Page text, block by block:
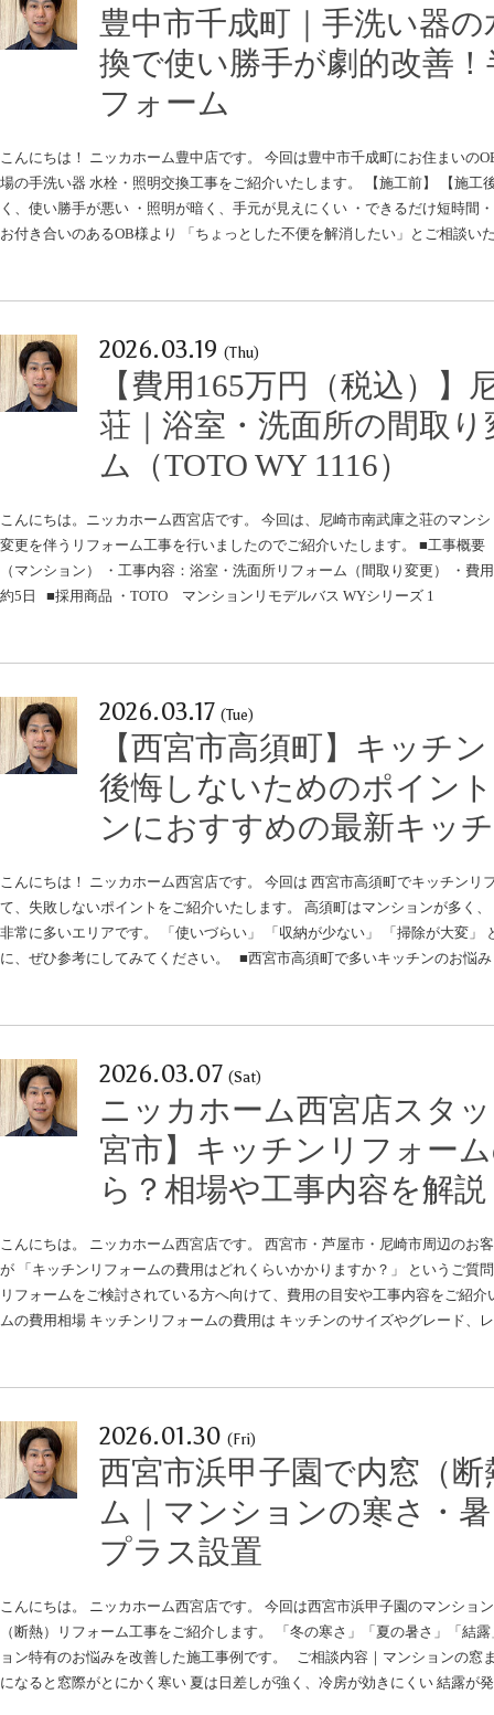
豊中市千成町｜手洗い器
換で使い勝手が劇的改善
フォーム
こんにちは！ ニッカホーム豊中店です。 今回は豊中市千成町にお住まいの
場の手洗い器 水栓・照明交換工事をご紹介いたします。 【施工前】 【施工
く、使い勝手が悪い ・照明が暗く、手元が見えにくい ・できるだけ短時間
お付き合いのあるOB様より 「ちょっとした不便を解消したい」とご相談い
2026.03.19 (Thu)
【費用165万円（税込）】
荘｜浴室・洗面所の間取
ム（TOTO WY 1116）
こんにちは。ニッカホーム西宮店です。 今回は、尼崎市南武庫之荘のマン
変更を伴うリフォーム工事を行いましたのでご紹介いたします。 ■工事概要
（マンション） ・工事内容：浴室・洗面所リフォーム（間取り変更） ・費
約5日 ■採用商品 ・TOTO マンションリモデルバス WYシリーズ 1
2026.03.17 (Tue)
【西宮市高須町】キッチ
後悔しないためのポイン
ンにおすすめの最新キッ
こんにちは！ ニッカホーム西宮店です。 今回は 西宮市高須町でキッチンリ
て、失敗しないポイントをご紹介いたします。 高須町はマンションが多く
非常に多いエリアです。 「使いづらい」 「収納が少ない」 「掃除が大変」
に、ぜひ参考にしてみてください。 ■西宮市高須町で多いキッチンのお悩
2026.03.07 (Sat)
ニッカホーム西宮店スタ
宮市】キッチンリフォー
ら？相場や工事内容を解説
こんにちは。 ニッカホーム西宮店です。 西宮市・芦屋市・尼崎市周辺のお
が 「キッチンリフォームの費用はどれくらいかかりますか？」 というご質
リフォームをご検討されている方へ向けて、費用の目安や工事内容をご紹
ムの費用相場 キッチンリフォームの費用は キッチンのサイズやグレード、
2026.01.30 (Fri)
西宮市浜甲子園で内窓（
ム｜マンションの寒さ・
プラス設置
こんにちは。 ニッカホーム西宮店です。 今回は西宮市浜甲子園のマンショ
（断熱）リフォーム工事をご紹介します。 「冬の寒さ」「夏の暑さ」「結
ョン特有のお悩みを改善した施工事例です。 ご相談内容｜マンションの窓
になると窓際がとにかく寒い 夏は日差しが強く、冷房が効きにくい 結露が